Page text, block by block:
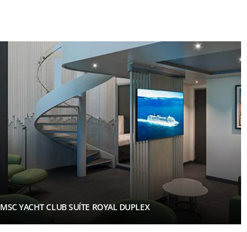
MSC YACHT CLUB SUÍTE ROYAL DUPLEX